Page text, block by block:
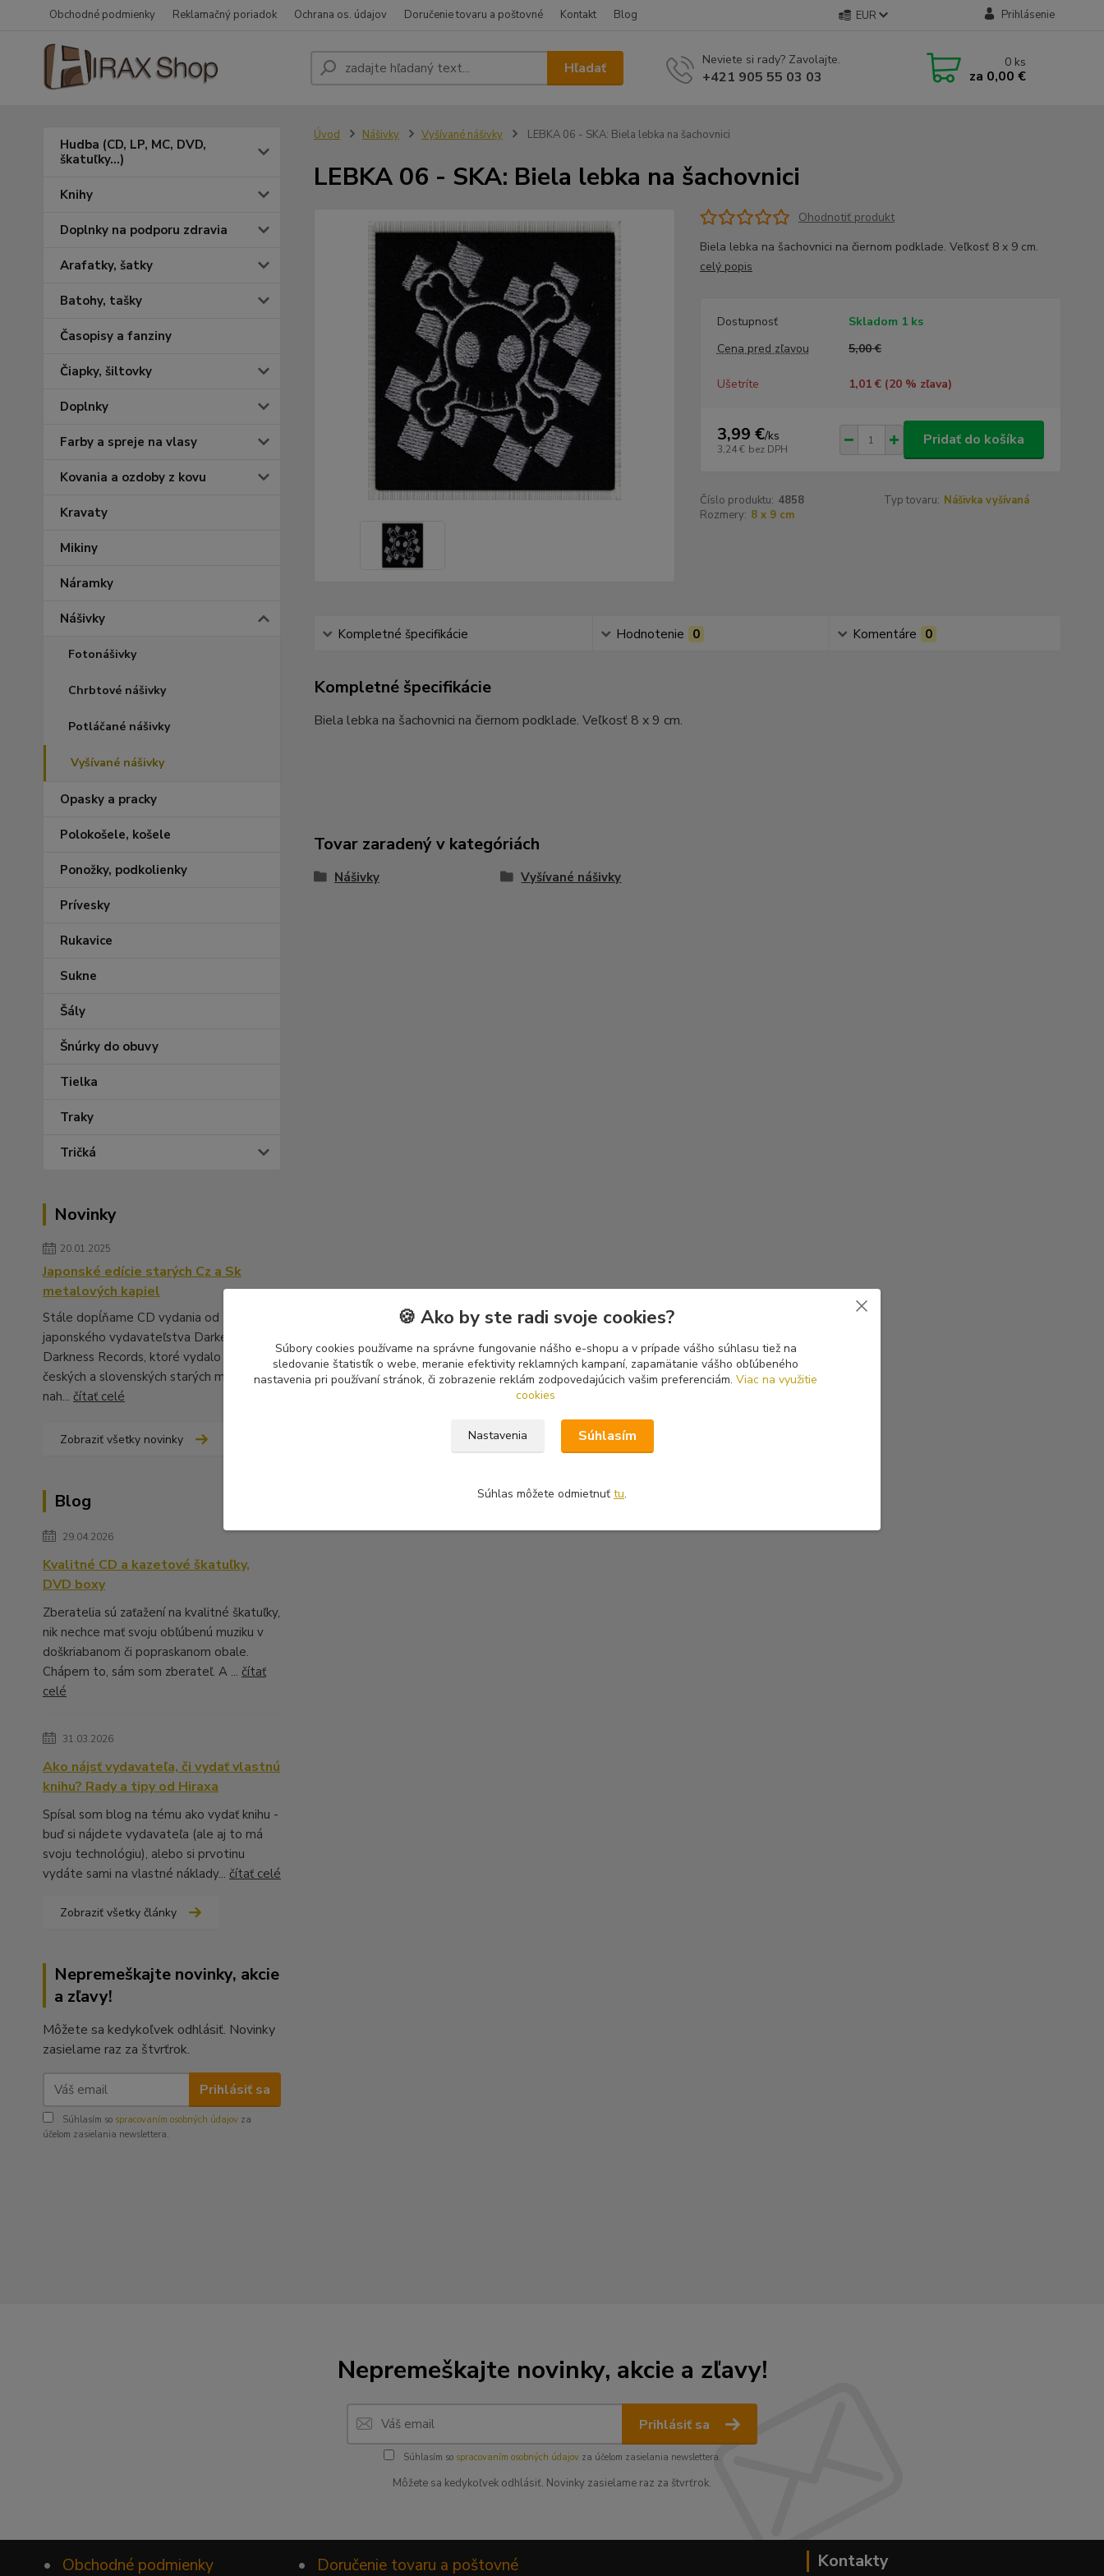
Obchodné podmienky Reklamačný poriadok Ochrana os. údajov Doručenie tovaru a poštovné Kontakt Blog EUR Prihlásenie
Hľadať Neviete si rady? Zavolajte.
+421 905 55 03 03
0 ks
za 0,00 €
Hudba (CD, LP, MC, DVD,
škatuľky...)
Knihy
Doplnky na podporu zdravia
Arafatky, šatky
Batohy, tašky
Časopisy a fanziny
Čiapky, šiltovky
Doplnky
Farby a spreje na vlasy
Kovania a ozdoby z kovu
Kravaty
Mikiny
Náramky
Nášivky
Fotonášivky
Chrbtové nášivky
Potláčané nášivky
Vyšívané nášivky
Opasky a pracky
Polokošele, košele
Ponožky, podkolienky
Prívesky
Rukavice
Sukne
Šály
Šnúrky do obuvy
Tielka
Traky
Tričká
Novinky
20.01.2025
Japonské edície starých Cz a Sk
metalových kapiel
Stále dopĺňame CD vydania od
japonského vydavateľstva Darker Than
Darkness Records, ktoré vydalo množstvo
českých a slovenských starých metalových
nah... čítať celé
Zobraziť všetky novinky
Blog
29.04.2026
Kvalitné CD a kazetové škatuľky,
DVD boxy
Zberatelia sú zaťažení na kvalitné škatuľky,
nik nechce mať svoju obľúbenú muziku v
doškriabanom či popraskanom obale.
Chápem to, sám som zberateľ. A ... čítať
celé
31.03.2026
Ako nájsť vydavateľa, či vydať vlastnú
knihu? Rady a tipy od Hiraxa
Spísal som blog na tému ako vydať knihu -
buď si nájdete vydavateľa (ale aj to má
svoju technológiu), alebo si prvotinu
vydáte sami na vlastné náklady... čítať celé
Zobraziť všetky články
Nepremeškajte novinky, akcie
a zľavy!
Môžete sa kedykoľvek odhlásiť. Novinky
zasielame raz za štvrťrok.
Prihlásiť sa
Súhlasím so spracovaním osobných údajov za
účelom zasielania newslettera.
Úvod Nášivky Vyšívané nášivky LEBKA 06 - SKA: Biela lebka na šachovnici
LEBKA 06 - SKA: Biela lebka na šachovnici
Ohodnotiť produkt
Biela lebka na šachovnici na čiernom podklade. Veľkosť 8 x 9 cm.
celý popis
Dostupnosť
Skladom 1 ks
Cena pred zľavou
5,00 €
Ušetríte 1,01 € (20% zľava)
3,99 €/ks
3,24 € bez DPH
Pridať do košíka
Číslo produktu: 4858 Typ tovaru: Nášivka vyšívaná
Rozmery: 8 x 9 cm
Kompletné špecifikácie Hodnotenie 0 Komentáre 0
Kompletné špecifikácie
Biela lebka na šachovnici na čiernom podklade. Veľkosť 8 x 9 cm.
Tovar zaradený v kategóriách
Nášivky Vyšívané nášivky
Nepremeškajte novinky, akcie a zľavy!
Prihlásiť sa
Súhlasím so spracovaním osobných údajovza účelom zasielania newslettera.
Môžete sa kedykoľvek odhlásiť. Novinky zasielame raz za štvrťrok.
• Obchodné podmienky • Doručenie tovaru a poštovné Kontakty
🍪 Ako by ste radi svoje cookies?
Súbory cookies používame na správne fungovanie nášho e-shopu a v prípade vášho súhlasu tiež na
sledovanie štatistík o webe, meranie efektivity reklamných kampaní, zapamätanie vášho obľúbeného
nastavenia pri používaní stránok, či zobrazenie reklám zodpovedajúcich vašim preferenciám. Viac na využitie
cookies
Nastavenia Súhlasím
Súhlas môžete odmietnuť tu.